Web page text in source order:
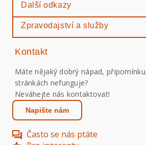
Další odkazy
Zpravodajství a služby
Kontakt
Máte nějaký dobrý nápad,
stránkách nefunguje?
Neváhejte nás kontaktovat!
Napište nám
Často se nás ptáte